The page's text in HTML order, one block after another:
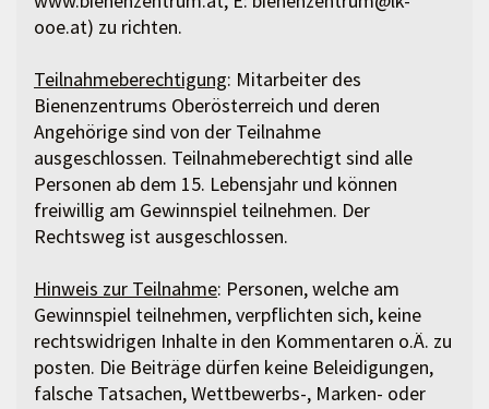
ooe.at) zu richten.
Teilnahmeberechtigung: Mitarbeiter des
Bienenzentrums Oberösterreich und deren
Angehörige sind von der Teilnahme
ausgeschlossen. Teilnahmeberechtigt sind alle
Personen ab dem 15. Lebensjahr und können
freiwillig am Gewinnspiel teilnehmen. Der
Rechtsweg ist ausgeschlossen.
Hinweis zur Teilnahme: Personen, welche am
Gewinnspiel teilnehmen, verpflichten sich, keine
rechtswidrigen Inhalte in den Kommentaren o.Ä. zu
posten. Die Beiträge dürfen keine Beleidigungen,
falsche Tatsachen, Wettbewerbs-, Marken- oder